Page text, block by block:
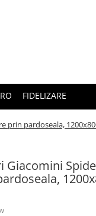
FIDELIZARE
prin pardoseala,
Giacomini